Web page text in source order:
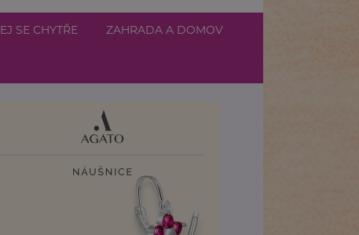
SE CHYTŘE ZAHRADA A DOMOV
Digitální Česko 2025